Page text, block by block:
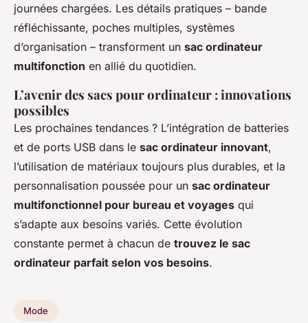
journées chargées. Les détails pratiques – bande
réfléchissante, poches multiples, systèmes
d’organisation – transforment un sac ordinateur
multifonction en allié du quotidien.
L’avenir des sacs pour ordinateur : innovations
possibles
Les prochaines tendances ? L’intégration de batteries
et de ports USB dans le sac ordinateur innovant,
l’utilisation de matériaux toujours plus durables, et la
personnalisation poussée pour un sac ordinateur
multifonctionnel pour bureau et voyages qui
s’adapte aux besoins variés. Cette évolution
constante permet à chacun de trouvez le sac
ordinateur parfait selon vos besoins.
Mode